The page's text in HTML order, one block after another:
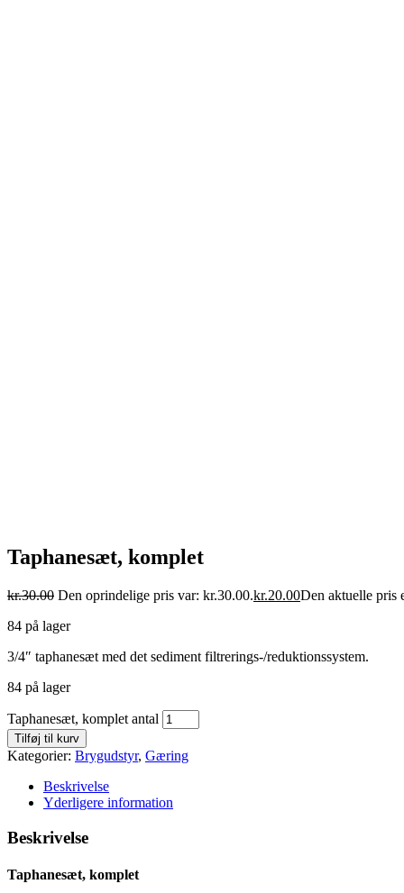
Taphanesæt, komplet
kr.30.00 Den oprindelige pris var: kr.30.00.kr.20.00Den aktuelle pris
84 på lager
3/4″ taphanesæt med det sediment filtrerings-/reduktionssystem.
84 på lager
Taphanesæt, komplet antal
Tilføj til kurv
Kategorier: Brygudstyr, Gæring
Beskrivelse
Yderligere information
Beskrivelse
Taphanesæt, komplet